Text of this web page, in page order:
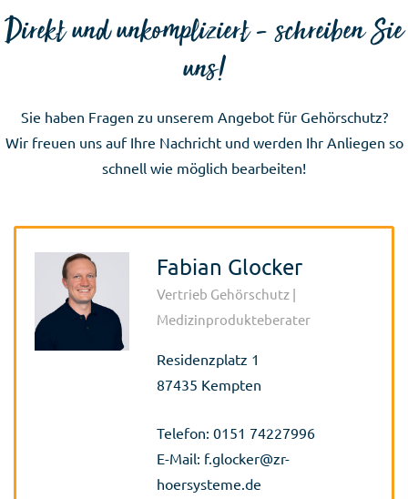
Direkt und unkompliziert - schreiben Sie
uns!
Sie haben Fragen zu unserem Angebot für Gehörschutz?
Wir freuen uns auf Ihre Nachricht und werden Ihr Anliegen so
schnell wie möglich bearbeiten!
Fabian Glocker
Vertrieb Gehörschutz |
Medizinprodukteberater
Residenzplatz 1
87435 Kempten
Telefon: 0151 74227996
E-Mail: f.glocker@zr-
hoersysteme.de